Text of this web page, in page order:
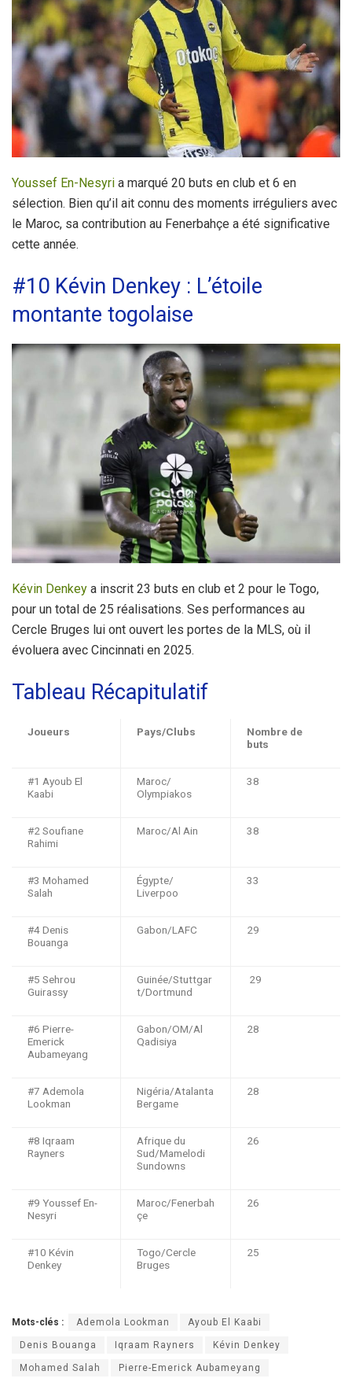
Youssef En-Nesyri a marqué 20 buts en club et 6 en
sélection. Bien qu’il ait connu des moments irréguliers avec
le Maroc, sa contribution au Fenerbahçe a été significative
cette année.
#10 Kévin Denkey : L’étoile
montante togolaise
Kévin Denkey a inscrit 23 buts en club et 2 pour le Togo,
pour un total de 25 réalisations. Ses performances au
Cercle Bruges lui ont ouvert les portes de la MLS, où il
évoluera avec Cincinnati en 2025.
Tableau Récapitulatif
Joueurs Pays/Clubs
Nombre de
buts
#1 Ayoub El
Kaabi
Maroc/
Olympiakos
38
#2 Soufiane
Rahimi
Maroc/Al Ain 38
#3 Mohamed
Salah
Égypte/
Liverpoo
33
#4 Denis
Bouanga
Gabon/LAFC 29
#5 Sehrou
Guirassy
Guinée/Stuttgar
t/Dortmund
29
#6 Pierre-
Emerick
Aubameyang
Gabon/OM/Al
Qadisiya
28
#7 Ademola
Lookman
Nigéria/Atalanta
Bergame
28
#8 Iqraam
Rayners
Afrique du
Sud/Mamelodi
Sundowns
26
#9 Youssef En-
Nesyri
Maroc/Fenerbah
çe
26
#10 Kévin
Denkey
Togo/Cercle
Bruges
25
Mots-clés : Ademola Lookman Ayoub El Kaabi
Denis Bouanga Iqraam Rayners Kévin Denkey
Mohamed Salah Pierre-Emerick Aubameyang